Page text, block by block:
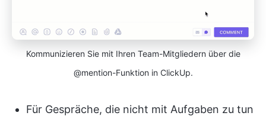
Kommunizieren Sie mit Ihren Team-Mitgliedern über die
@mention-Funktion in ClickUp.
Für Gespräche, die nicht mit Aufgaben zu tun